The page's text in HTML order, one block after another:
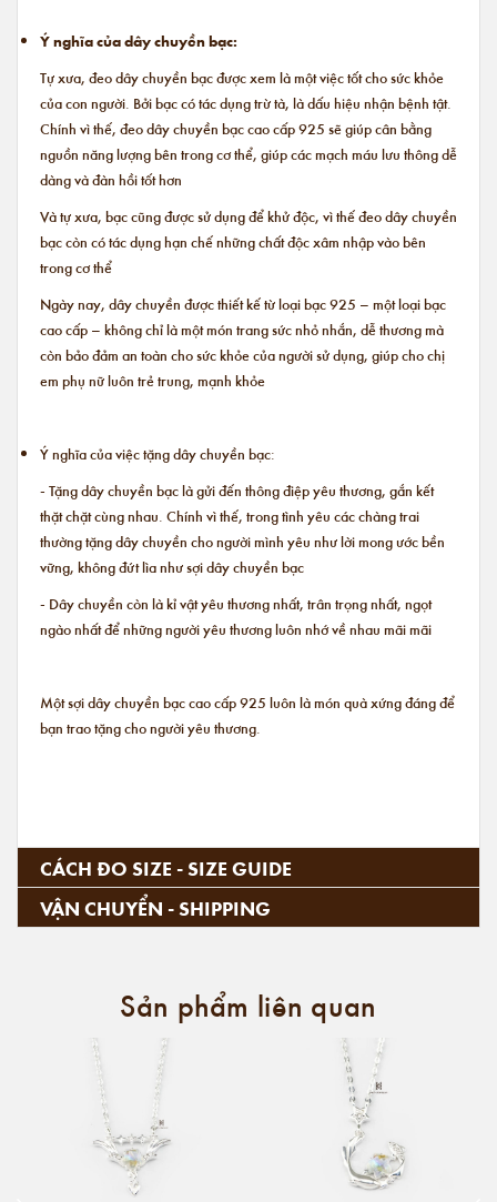
Ý nghĩa của dây chuyền bạc:
Tự xưa, đeo dây chuyền bạc được xem là một việc tốt cho sức khỏe
của con người. Bởi bạc có tác dụng trừ tà, là dấu hiệu nhận bệnh tật.
Chính vì thế, đeo dây chuyền bạc cao cấp 925 sẽ giúp cân bằng
nguồn năng lượng bên trong cơ thể, giúp các mạch máu lưu thông dễ
dàng và đàn hồi tốt hơn
Và tự xưa, bạc cũng được sử dụng để khử độc, vì thế đeo dây chuyền
bạc còn có tác dụng hạn chế những chất độc xâm nhập vào bên
trong cơ thể
Ngày nay, dây chuyền được thiết kế từ loại bạc 925 – một loại bạc
cao cấp – không chỉ là một món trang sức nhỏ nhắn, dễ thương mà
còn bảo đảm an toàn cho sức khỏe của người sử dụng, giúp cho chị
em phụ nữ luôn trẻ trung, mạnh khỏe
Ý nghĩa của việc tặng dây chuyền bạc:
- Tặng dây chuyền bạc là gửi đến thông điệp yêu thương, gắn kết
thặt chặt cùng nhau. Chính vì thế, trong tình yêu các chàng trai
thường tặng dây chuyền cho người mình yêu như lời mong ước bền
vững, không đứt lìa như sợi dây chuyền bạc
- Dây chuyền còn là kỉ vật yêu thương nhất, trân trọng nhất, ngọt
ngào nhất để những người yêu thương luôn nhớ về nhau mãi mãi
Một sợi dây chuyền bạc cao cấp 925 luôn là món quà xứng đáng để
bạn trao tặng cho người yêu thương.
CÁCH ĐO SIZE - SIZE GUIDE
VẬN CHUYỂN - SHIPPING
Sản phẩm liên quan